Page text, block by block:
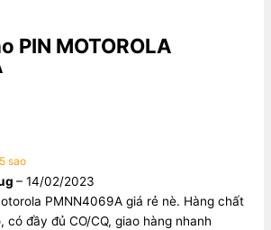
PIN MOTOROLA
5 sao
– 14/02/2023
PMNN4069A giá rẻ nè. Hàng chất
có đầy đủ CO/CQ, giao hàng nhanh